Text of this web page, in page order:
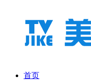
首页